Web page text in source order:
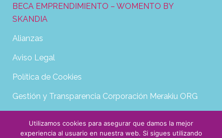
BECA EMPRENDIMIENTO – WOMENTO BY
SKANDIA
Alianzas
Aviso Legal
Política de Cookies
Gestión y Transparencia Corporación Merakiu ORG
Utilizamos cookies para asegurar que damos la mejor
experiencia al usuario en nuestra web. Si sigues utilizando